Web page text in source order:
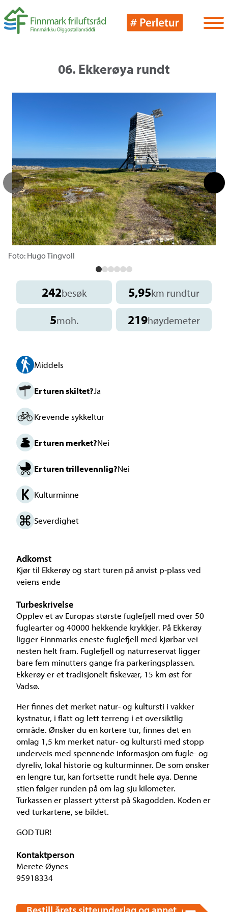
06. Ekkerøya rundt
Foto: Hugo Tingvoll
242besøk 5,95km rundtur
5moh. 219høydemeter
Middels
Er turen skiltet?Ja
Krevende sykkeltur
Er turen merket?Nei
Er turen trillevennlig?Nei
Kulturminne
Severdighet
Adkomst
Kjør til Ekkerøy og start turen på anvist p-plass ved
veiens ende
Turbeskrivelse
Opplev et av Europas største fuglefjell med over 50
fuglearter og 40000 hekkende krykkjer. På Ekkerøy
ligger Finnmarks eneste fuglefjell med kjørbar vei
nesten helt fram. Fuglefjell og naturreservat ligger
bare fem minutters gange fra parkeringsplassen.
Ekkerøy er et tradisjonelt fiskevær, 15 km øst for
Vadsø.
Her finnes det merket natur- og kultursti i vakker
kystnatur, i flatt og lett terreng i et oversiktlig
område. Ønsker du en kortere tur, finnes det en
omlag 1,5 km merket natur- og kultursti med stopp
underveis med spennende informasjon om fugle- og
dyreliv, lokal historie og kulturminner. De som ønsker
en lengre tur, kan fortsette rundt hele øya. Denne
stien følger runden på om lag sju kilometer.
Turkassen er plassert ytterst på Skagodden. Koden er
ved turkartene, se bildet.
GOD TUR!
Kontaktperson
Merete Øynes
95918334